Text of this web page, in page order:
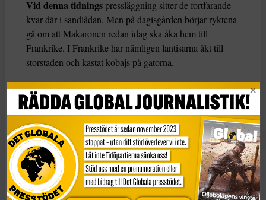
Vid denna tidningspressläggning sitter de fortfarande
kvar där i sandlådan. Men på dagisgården börjar ryktena
gå om att Makaronen redan idag ska åka hem till
Frankrike. I Frankrike har nämligen lantisarna åkt till
storstaden och kastat kobajs på gatorna.
Fotnot: Alla citat är autentiska.
Sandlådeincidenten är inte det.
KATEGORI
Citatet
TAGGAR
Sverige Ulf Kristersson